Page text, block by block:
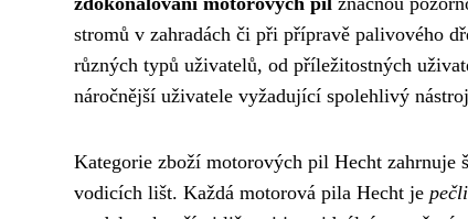
stromů v zahradách či při přípravě palivového
různých typů uživatelů, od příležitostných
náročnější uživatele vyžadující spolehlivý
Kategorie zboží motorových pil Hecht
vodicích lišt. Každá motorová pila Hecht je